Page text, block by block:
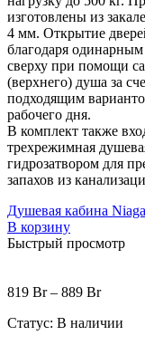
изготовлены из
4 мм. Открытие
благодаря
сверху при помощи
(верхнего) душа за
подходящим
рабочего дня.
В комплект также
трехрежимная
гидрозатвором для
запахов из
Душевая кабина
В корзину
Быстрый просмотр
819 Br– 889 Br
Статус: В наличии